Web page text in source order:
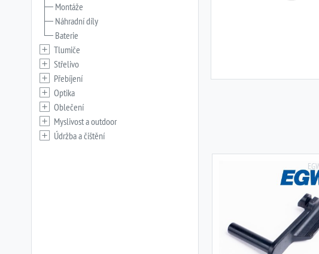
Montáže
Náhradní díly
Baterie
Tlumiče
Střelivo
Přebíjení
Optika
Oblečení
Myslivost a outdoor
Údržba a čištění